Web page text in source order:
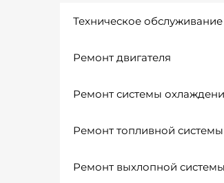
Техническое обслуживание
Ремонт двигателя
Ремонт системы
Ремонт топливной системы
Ремонт выхлопной системы